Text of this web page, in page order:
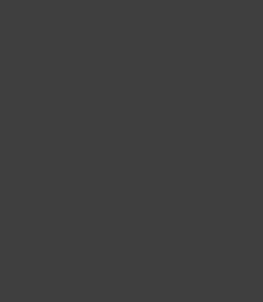
a progetti bagno più
per i piani
AXA Ceramica
AXA garantisce